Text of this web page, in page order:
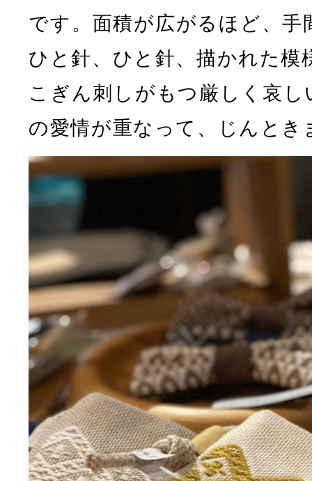
です。面積が広がるほど、
ひと針、ひと針、描かれた模
こぎん刺しがもつ厳しく哀
の愛情が重なって、じんとき